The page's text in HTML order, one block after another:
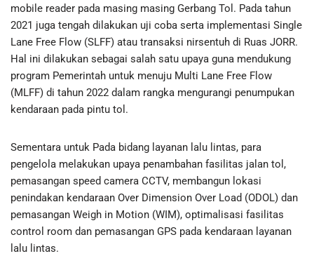
mobile reader pada masing masing Gerbang Tol. Pada tahun
2021 juga tengah dilakukan uji coba serta implementasi Single
Lane Free Flow (SLFF) atau transaksi nirsentuh di Ruas JORR.
Hal ini dilakukan sebagai salah satu upaya guna mendukung
program Pemerintah untuk menuju Multi Lane Free Flow
(MLFF) di tahun 2022 dalam rangka mengurangi penumpukan
kendaraan pada pintu tol.
Sementara untuk Pada bidang layanan lalu lintas, para
pengelola melakukan upaya penambahan fasilitas jalan tol,
pemasangan speed camera CCTV, membangun lokasi
penindakan kendaraan Over Dimension Over Load (ODOL) dan
pemasangan Weigh in Motion (WIM), optimalisasi fasilitas
control room dan pemasangan GPS pada kendaraan layanan
lalu lintas.